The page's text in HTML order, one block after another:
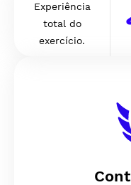
Experiência
total do
exercício.